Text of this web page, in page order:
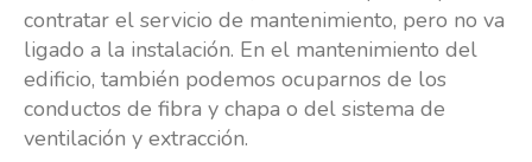
contratar el servicio de mantenimiento, pero no va
ligado a la instalación. En el mantenimiento del
edificio, también podemos ocuparnos de los
conductos de fibra y chapa o del sistema de
ventilación y extracción.